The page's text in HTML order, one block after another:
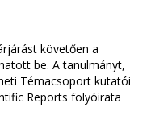
követően a
be. A tanulmányt,
Témacsoport kutatói
Reports folyóirata